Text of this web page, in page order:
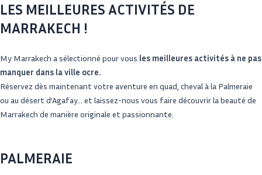
LES MEILLEURES ACTIVITÉS DE
MARRAKECH !
My Marrakech a sélectionné pour vous les meilleures activités à ne pas
manquer dans la ville ocre.
Réservez dès maintenant votre aventure en quad, cheval à la Palmeraie
ou au désert d’Agafay… et laissez-nous vous faire découvrir la beauté de
Marrakech de manière originale et passionnante.
PALMERAIE